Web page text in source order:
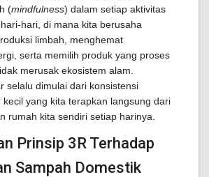
(mindfulness) dalam setiap aktivitas
hari, di mana kita berusaha
limbah, menghemat
serta memilih produk yang proses
merusak ekosistem alam.
selalu dimulai dari konsistensi
kecil yang kita terapkan langsung dari
rumah kita sendiri setiap harinya.
Prinsip 3R Terhadap
Sampah Domestik